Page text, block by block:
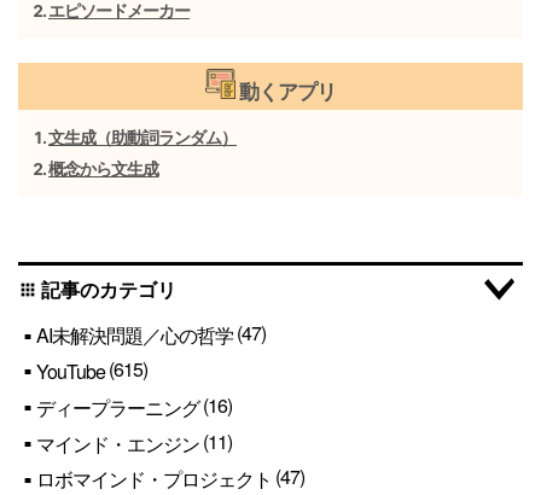
エピソードメーカー
動くアプリ
文生成（助動詞ランダム）
概念から文生成
apps 記事のカテゴリ
AI未解決問題／心の哲学(47)
YouTube(615)
ディープラーニング(16)
マインド・エンジン(11)
ロボマインド・プロジェクト (47)